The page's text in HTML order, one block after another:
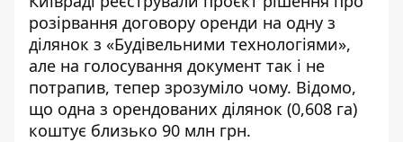
розірвання договору оренди на одну з
ділянок з «Будівельними технологіями»,
але на голосування документ так і не
потрапив, тепер зрозуміло чому. Відомо,
що одна з орендованих ділянок (0,608 га)
коштує близько 90 млн грн.